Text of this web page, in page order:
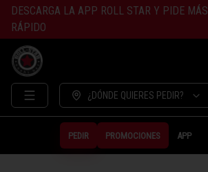
DESCARGA LA APP ROLL STAR Y PIDE MÁS
RÁPIDO
¿DÓNDE QUIERES PEDIR?
PEDIR PROMOCIONES APP